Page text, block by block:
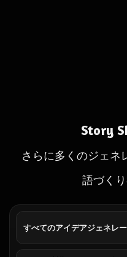
Story
さらに多くのジェネ
語づくり
すべてのアイデアジェネレ